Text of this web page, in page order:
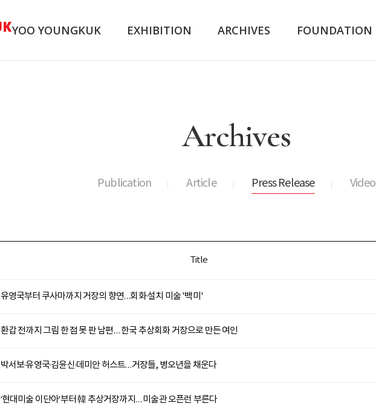
YOO YOUNGKUK EXHIBITION ARCHIVES FOUNDATION
Archives
Publication Article Press Release Video
Title
유영국부터 쿠사마까지 거장의 향연…회화·설치 미술 '백미'
환갑 전까지 그림 한 점 못 판 남편… 한국 추상회화 거장으로 만든 여인
박서보·유영국·김윤신·데미안 허스트…거장들, 병오년을 채운다
‘현대미술 이단아’부터 韓 추상거장까지… 미술관 오픈런 부른다